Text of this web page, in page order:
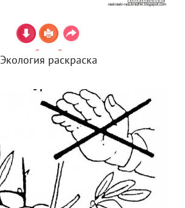
Экология раскраска